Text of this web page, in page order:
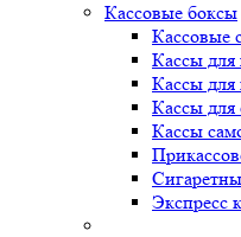
Кассовые боксы
Кассовые
Кассы для
Кассы для
Кассы для
Кассы
Экспресс